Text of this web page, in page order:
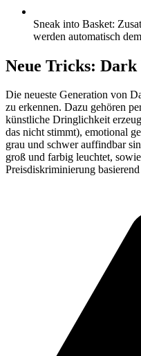
Sneak into Basket:
werden automatisch
Neue Tricks: Dark
Die neueste Generation von
zu erkennen. Dazu gehören
künstliche Dringlichkeit
das nicht stimmt), emotional
grau und schwer auffindbar
groß und farbig leuchtet,
Preisdiskriminierung